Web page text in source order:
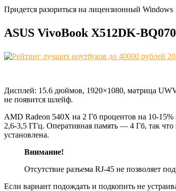
Придется разориться на лицензионный Windows
ASUS VivoBook X512DK-
Дисплей: 15.6 дюймов, 1920×1080, матрица
не появится шлейф.
AMD Radeon 540X на 2 Гб процентов на 10-
2,6-3,5 ГГц. Оперативная память — 4 Гб, так
установлена.
Внимание!
Отсутствие разъема RJ-45 не позволяет
Если вариант подождать и подкопить не